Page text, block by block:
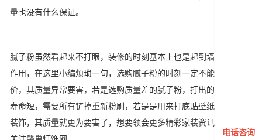
量也没有什么保证。
腻子粉虽然看起来不打眼，装修的时刻基本上也是起到墙面打底的
作用，在这里小编烦琐一句，选购腻子粉的时刻一定不能妄想廉
价，其质量异常要害，若是选购质量差的腻子粉，打出的墙面使用
寿命短，需要所有铲掉重新粉刷，若是是用来打底贴壁纸或是其它
装饰，其质量就更为要害了，想要领会更多精彩家装资讯，请继续
电话咨询